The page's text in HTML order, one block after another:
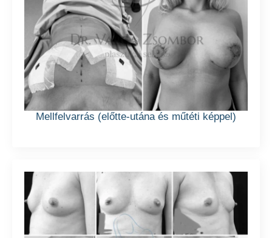
Mellfelvarrás (előtte-utána és műtéti képpel)